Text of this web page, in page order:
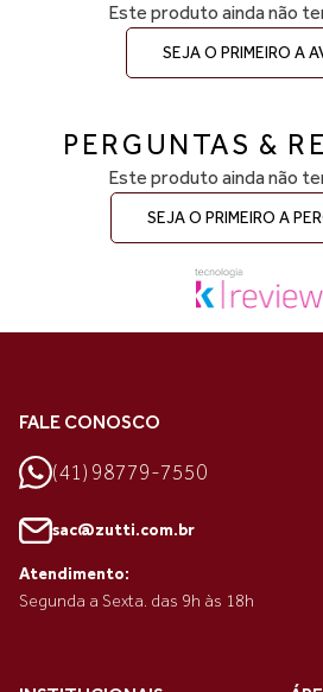
Este produto ainda não
SEJA O PRIMEIRO A
PERGUNTAS &
Este produto ainda não
SEJA O PRIMEIRO A
FALE CONOSCO
(41) 98779-7550
sac@zutti.com.br
Atendimento:
Segunda a Sexta. das 9h às 18h